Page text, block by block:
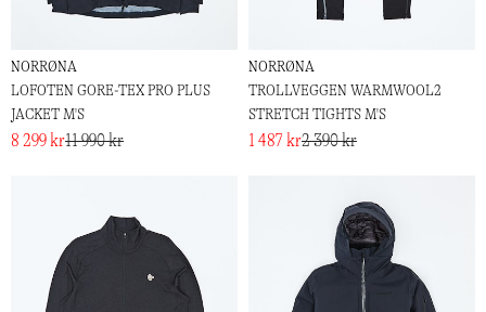
NORRØNA
LOFOTEN GORE-TEX PRO PLUS
JACKET M'S
8 299 kr11 990 kr
NORRØNA
TROLLVEGGEN WARMWOOL2
STRETCH TIGHTS M'S
1 487 kr2 390 kr